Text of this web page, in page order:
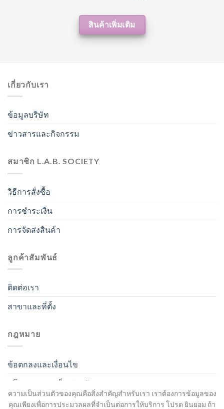
ความเป็นส่วนตัวของคุณคือสิ่งสำคัญสำหรับเรา เราต้องการข้อมูลของ
คุณเพียงเพื่อการประมวลผลที่จำเป็นต่อการให้บริการ โปรด ยินยอม ถ้า
สินค้าเพิ่มเติม
เกี่ยวกับเรา
ข้อมูลบริษัท
ข่าวสารและกิจกรรม
สมาชิก L.A.B. SOCIETY
วิธีการสั่งซื้อ
การชำระเงิน
การจัดส่งสินค้า
ลูกค้าสัมพันธ์
ติดต่อเรา
สาขาและที่ตั้ง
กฎหมาย
ข้อตกลงและเงื่อนไข
นโยบายความเป็นส่วนตัว